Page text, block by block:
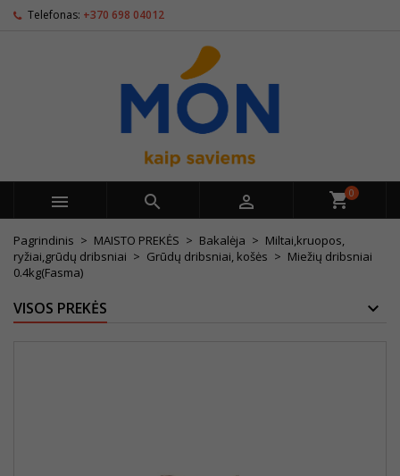
Telefonas: +370 698 04012
   0
Pagrindinis MAISTO PREKĖS Bakalėja
Miltai,kruopos,
ryžiai,grūdų dribsniai
Grūdų dribsniai, košės
Miežių dribsniai
0.4kg(Fasma)
VISOS PREKĖS